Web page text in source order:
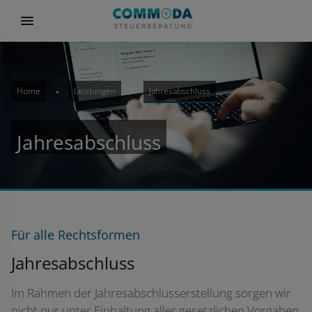
Home Leistungen Jahresabschluss
Jahresabschluss
Für alle Rechtsformen
Jahresabschluss
Im Rahmen der Jahresabschlusserstellung sorgen wir